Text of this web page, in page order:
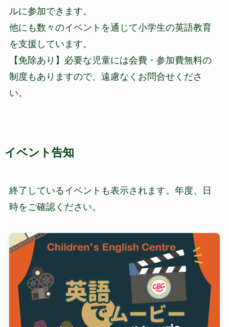
ルに参加できます。
他にも数々のイベントを通じて小学生の英語教育
を支援しています。
【免除あり】必要な児童には会費・参加費無料の
制度もありますので、遠慮なくお問合せくださ
い。
イベント告知
終了しているイベントも表示されます。年度、日
時をご確認ください。